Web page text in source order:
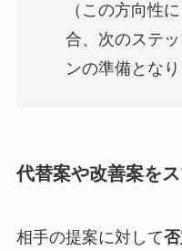
（この方向性
合、次のステ
ンの準備となり
代替案や改善案を
相手の提案に対して